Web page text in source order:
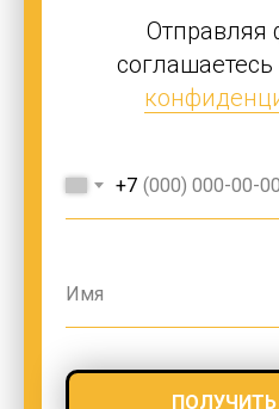
Отправляя
соглашаетесь
+7